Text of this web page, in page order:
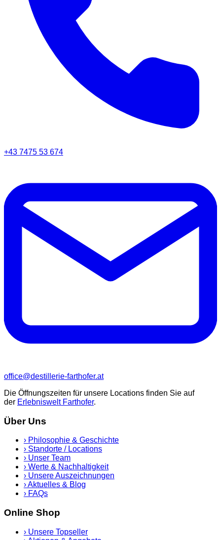
+43 7475 53 674
office@destillerie-farthofer.at
Die Öffnungszeiten für unsere Locations finden Sie auf
der Erlebniswelt Farthofer.
Über Uns
› Philosophie & Geschichte
› Standorte / Locations
› Unser Team
› Werte & Nachhaltigkeit
› Unsere Auszeichnungen
›Aktuelles & Blog
› FAQs
Online Shop
› Unsere Topseller